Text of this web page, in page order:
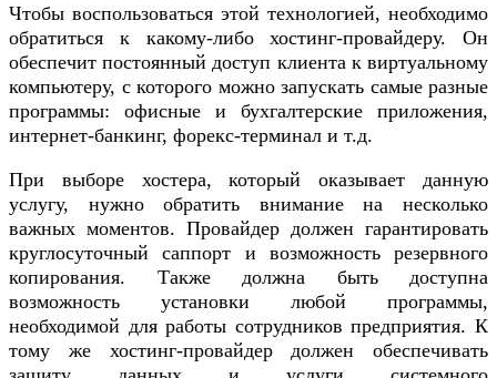
Чтобы воспользоваться этой технологией, необходимо
обратиться к какому-либо хостинг-провайдеру. Он
обеспечит постоянный доступ клиента к виртуальному
компьютеру, с которого можно запускать самые разные
программы: офисные и бухгалтерские приложения,
интернет-банкинг, форекс-терминал и т.д.
При выборе хостера, который оказывает данную
услугу, нужно обратить внимание на несколько
важных моментов. Провайдер должен гарантировать
круглосуточный саппорт и возможность резервного
копирования. Также должна быть доступна
возможность установки любой программы,
необходимой для работы сотрудников предприятия. К
тому же хостинг-провайдер должен обеспечивать